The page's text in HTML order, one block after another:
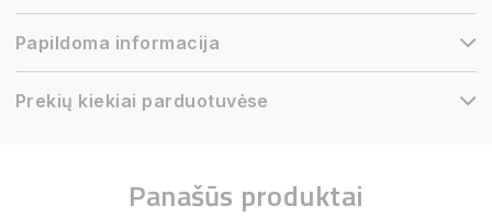
Papildoma informacija
Prekių kiekiai parduotuvėse
Panašūs produktai